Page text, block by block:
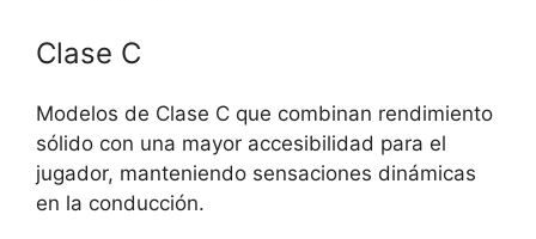
Clase C
Modelos de Clase C que combinan rendimiento
sólido con una mayor accesibilidad para el
jugador, manteniendo sensaciones dinámicas
en la conducción.